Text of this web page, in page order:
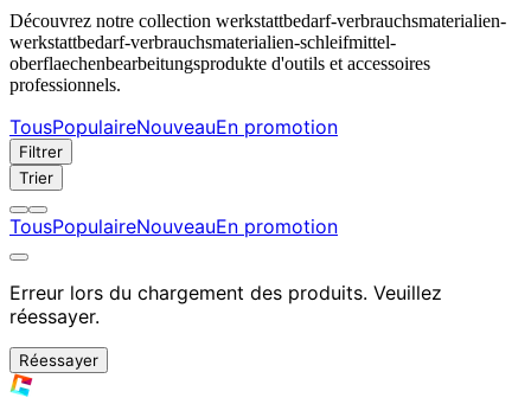
Découvrez notre collection werkstattbedarf-verbrauchsmaterialien-
werkstattbedarf-verbrauchsmaterialien-schleifmittel-
oberflaechenbearbeitungsprodukte d'outils et accessoires
professionnels.
TousPopulaireNouveauEn promotion
Filtrer
Trier
TousPopulaireNouveauEn promotion
Erreur lors du chargement des produits. Veuillez
réessayer.
Réessayer